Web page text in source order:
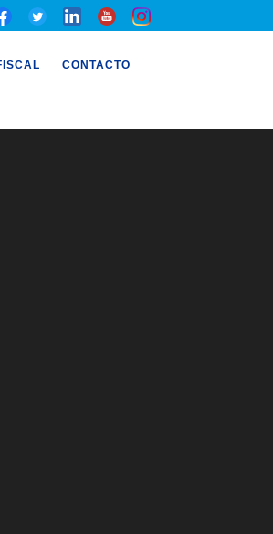
CONTACTO